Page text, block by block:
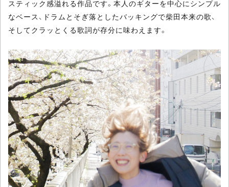
スティック感溢れる作品です。本人のギターを中心にシンプル
なベース、ドラムとそぎ落としたバッキングで柴田本来の歌、
そしてクラッとくる歌詞が存分に味わえます。